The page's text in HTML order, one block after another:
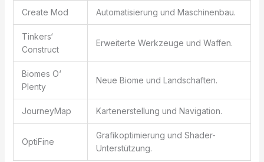
Create Mod Automatisierung und Maschinenbau.
Tinkers‘
Construct
Erweiterte Werkzeuge und Waffen.
Biomes O‘
Plenty
Neue Biome und Landschaften.
JourneyMap Kartenerstellung und Navigation.
OptiFine
Grafikoptimierung und Shader-
Unterstützung.